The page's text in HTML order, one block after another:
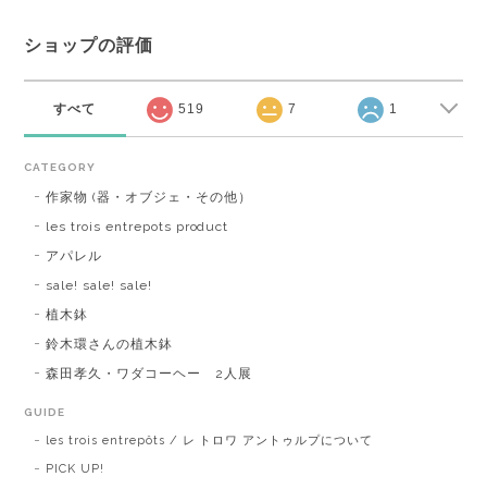
ショップの評価
すべて 519 7 1
CATEGORY
作家物 (器・オブジェ・その他）
les trois entrepots product
アパレル
sale! sale! sale!
植木鉢
鈴木環さんの植木鉢
森田孝久・ワダコーヘー 2人展
GUIDE
les trois entrepôts / レ トロワ アントゥルプについて
PICK UP!